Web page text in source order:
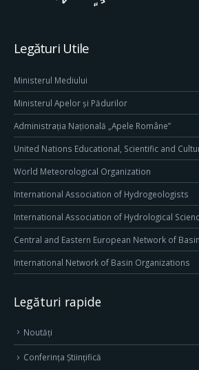
Legături Utile
Ministerul Mediului
Ministerul Apelor și Pădurilor
Administrația Națională „Apele Române”
United Nations Educational, Scientific and
World Meteorological Organization
International Association of Hydrogeologists
International Association of Hydrological
Central and Eastern European Network of
International Network of Basin Organizations
Legături rapide
Noutăți
Conferința Științifică